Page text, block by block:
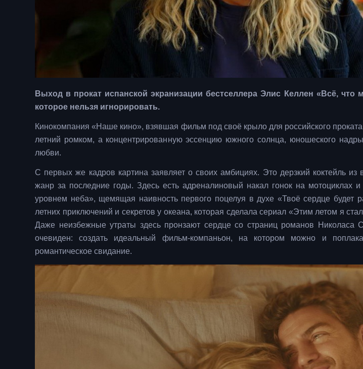
Выход в прокат испанской экранизации бестселлера Элис Келлен «Всё,
которое нельзя игнорировать.
Кинокомпания «Наше кино», взявшая фильм под своё крыло для российского
летний ромком, а концентрированную эссенцию южного солнца, юношеского
любви.
С первых же кадров картина заявляет о своих амбициях. Это дерзкий коктейль из
жанр за последние годы. Здесь есть адреналиновый накал гонок на мотоциклах
уровнем неба», щемящая наивность первого поцелуя в духе «Твоё сердце будет
летних приключений и секретов у океана, которая сделала сериал «Этим летом я
Даже неизбежные утраты здесь пронзают сердце со страниц романов Николаса
очевиден: создать идеальный фильм-компаньон, на котором можно и
романтическое свидание.